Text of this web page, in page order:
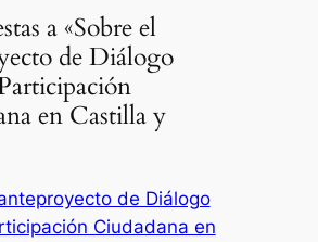
a «Sobre el
de Diálogo
en Castilla y
de Diálogo
Ciudadana en